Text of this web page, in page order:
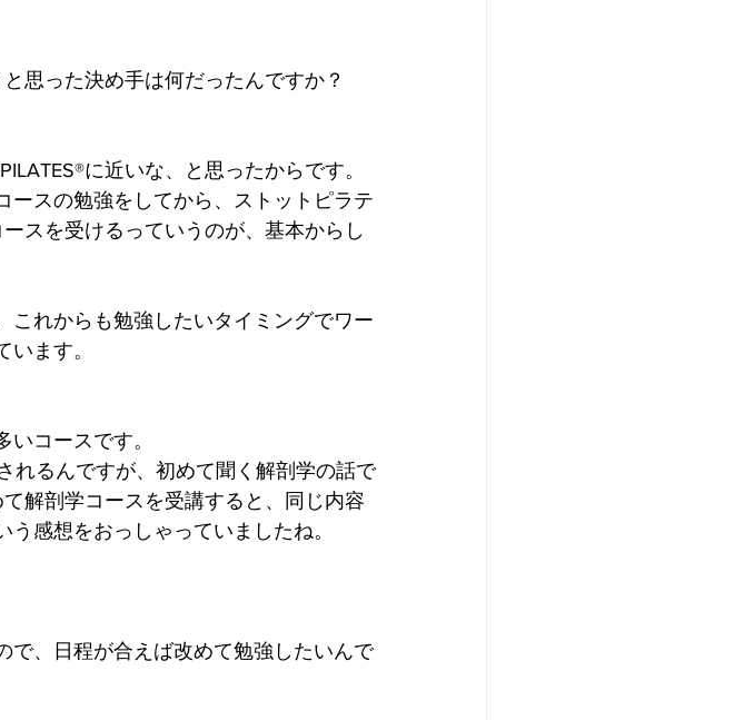
思った決め手は何だったんですか？
に近いな、と思ったからです。
ースの勉強をしてから、ストットピラテ
スを受けるっていうのが、基本からし
これからも勉強したいタイミングでワー
ます。
コースです。
れるんですが、初めて聞く解剖学の話で
解剖学コースを受講すると、同じ内容
感想をおっしゃっていましたね。
で、日程が合えば改めて勉強したいんで